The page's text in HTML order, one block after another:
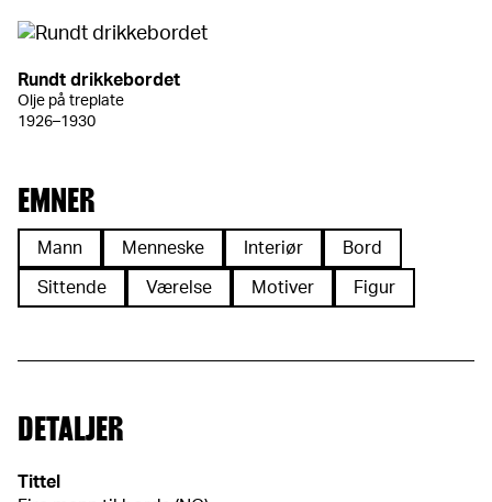
Rundt drikkebordet
Olje på treplate
1926–1930
EMNER
Mann Menneske Interiør Bord
Sittende Værelse Motiver Figur
DETALJER
Tittel